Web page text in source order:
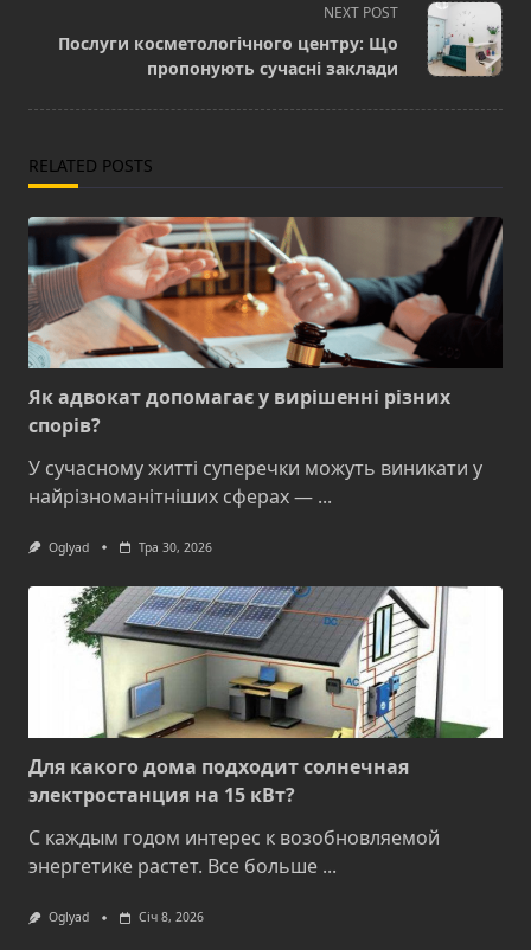
reader-
text">Page</span>
NEXT POST
Послуги косметологічного центру: Що
пропонують сучасні заклади
RELATED POSTS
Як адвокат допомагає у вирішенні різних
спорів?
У сучасному житті суперечки можуть виникати у
найрізноманітніших сферах — ...
Oglyad Тра 30, 2026
Для какого дома подходит солнечная
электростанция на 15 кВт?
С каждым годом интерес к возобновляемой
энергетике растет. Все больше ...
Oglyad Січ 8, 2026